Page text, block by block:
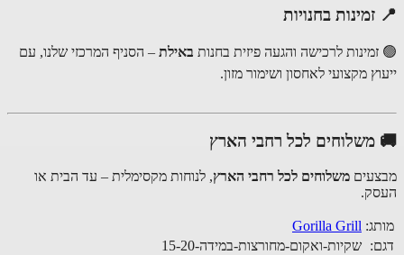
בחנויות
לרכישה והגעה פיזית בחנותבאילת– הסניף המרכזי שלנו, עם
מקצועי לאחסון ושימור מזון.
לכל רחבי הארץ
משלוחים לכל רחבי הארץ, לנוחות מקסימלית – עד הבית או
Gorilla Grill
שקיות-ואקום-מחורצות-במידה-15-20